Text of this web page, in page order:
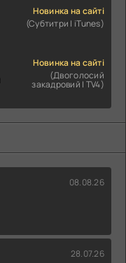
Новинка на сайті
(Субтитри | iTunes)
Новинка на сайті
(Двоголосий
закадровий | TV4)
08.08.26
28.07.26